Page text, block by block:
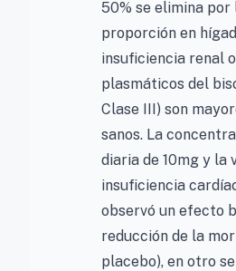
50% se elimina por
proporción en
insuficiencia renal
plasmáticos del
Clase III) son
sanos. La
diaria de 10mg y la
insuficiencia
observó un efecto
reducción de la
placebo), en otro